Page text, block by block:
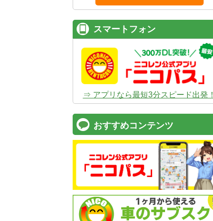
スマートフォン
⇒ アプリなら最短3分スピード出発！
おすすめコンテンツ